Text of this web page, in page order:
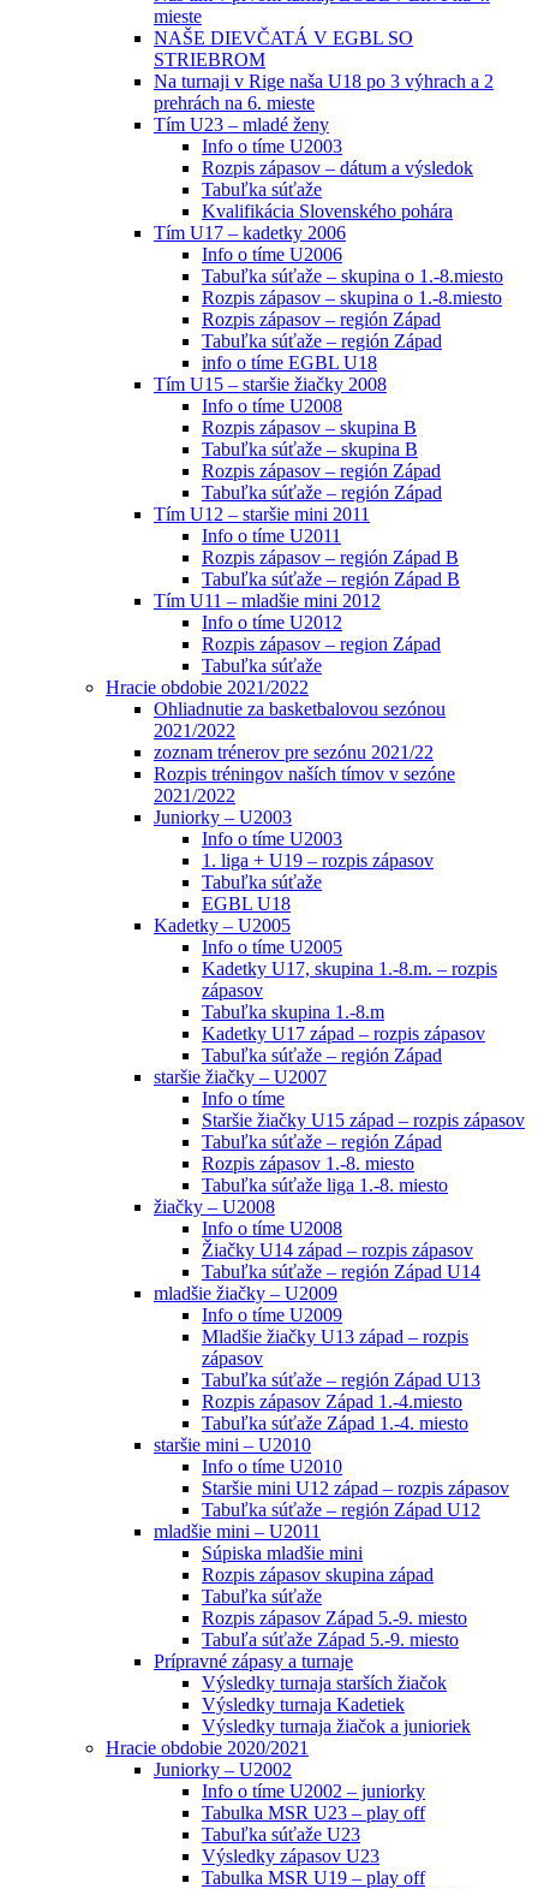
mieste
NAŠE DIEVČATÁ V EGBL SO
STRIEBROM
Na turnaji v Rige naša U18 po 3 výhrach a 2
prehrách na 6. mieste
Tím U23 – mladé ženy
Info o tíme U2003
Rozpis zápasov – dátum a výsledok
Tabuľka súťaže
Kvalifikácia Slovenského pohára
Tím U17 – kadetky 2006
Info o tíme U2006
Tabuľka súťaže – skupina o 1.-8.miesto
Rozpis zápasov – skupina o 1.-8.miesto
Rozpis zápasov – región Západ
Tabuľka súťaže – región Západ
info o tíme EGBL U18
Tím U15 – staršie žiačky 2008
Info o tíme U2008
Rozpis zápasov – skupina B
Tabuľka súťaže – skupina B
Rozpis zápasov – región Západ
Tabuľka súťaže – región Západ
Tím U12 – staršie mini 2011
Info o tíme U2011
Rozpis zápasov – región Západ B
Tabuľka súťaže – región Západ B
Tím U11 – mladšie mini 2012
Info o tíme U2012
Rozpis zápasov – region Západ
Tabuľka súťaže
Hracie obdobie 2021/2022
Ohliadnutie za basketbalovou sezónou
2021/2022
zoznam trénerov pre sezónu 2021/22
Rozpis tréningov naších tímov v sezóne
2021/2022
Juniorky – U2003
Info o tíme U2003
1. liga + U19 – rozpis zápasov
Tabuľka súťaže
EGBL U18
Kadetky – U2005
Info o tíme U2005
Kadetky U17, skupina 1.-8.m. – rozpis
zápasov
Tabuľka skupina 1.-8.m
Kadetky U17 západ – rozpis zápasov
Tabuľka súťaže – región Západ
staršie žiačky – U2007
Info o tíme
Staršie žiačky U15 západ – rozpis zápasov
Tabuľka súťaže – región Západ
Rozpis zápasov 1.-8. miesto
Tabuľka súťaže liga 1.-8. miesto
žiačky – U2008
Info o tíme U2008
Žiačky U14 západ – rozpis zápasov
Tabuľka súťaže – región Západ U14
mladšie žiačky – U2009
Info o tíme U2009
Mladšie žiačky U13 západ – rozpis
zápasov
Tabuľka súťaže – región Západ U13
Rozpis zápasov Západ 1.-4.miesto
Tabuľka súťaže Západ 1.-4. miesto
staršie mini – U2010
Info o tíme U2010
Staršie mini U12 západ – rozpis zápasov
Tabuľka súťaže – región Západ U12
mladšie mini – U2011
Súpiska mladšie mini
Rozpis zápasov skupina západ
Tabuľka súťaže
Rozpis zápasov Západ 5.-9. miesto
Tabuľa súťaže Západ 5.-9. miesto
Prípravné zápasy a turnaje
Výsledky turnaja starších žiačok
Výsledky turnaja Kadetiek
Výsledky turnaja žiačok a junioriek
Hracie obdobie 2020/2021
Juniorky – U2002
Info o tíme U2002 – juniorky
Tabulka MSR U23 – play off
Tabuľka súťaže U23
Výsledky zápasov U23
Tabulka MSR U19 – play off